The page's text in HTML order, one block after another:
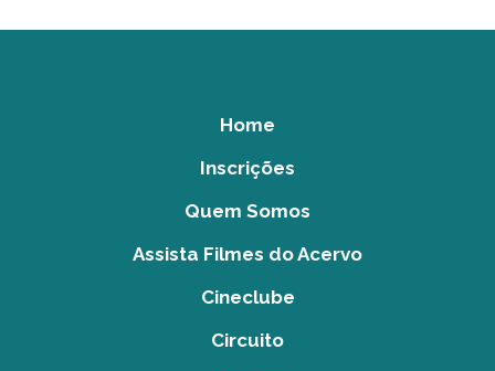
Home
Inscrições
Quem Somos
Assista Filmes do Acervo
Cineclube
Circuito